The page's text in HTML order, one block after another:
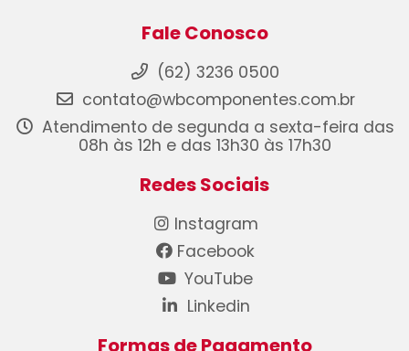
Fale Conosco
(62) 3236 0500
contato@wbcomponentes.com.br
Atendimento de segunda a sexta-feira das
08h às 12h e das 13h30 às 17h30
Redes Sociais
Instagram
Facebook
YouTube
Linkedin
Formas de Pagamento